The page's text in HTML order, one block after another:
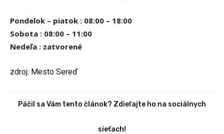
Pondelok – piatok : 08:00 – 18:00
Sobota : 08:00 – 11:00
Nedeľa : zatvorené
zdroj: Mesto Sereď
Páčil sa Vám tento článok? Zdieľajte ho na sociálnych
sieťach!